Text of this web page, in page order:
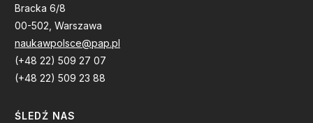
Bracka 6/8
00-502, Warszawa
naukawpolsce@pap.pl
(+48 22) 509 27 07
(+48 22) 509 23 88
ŚLEDŹ NAS